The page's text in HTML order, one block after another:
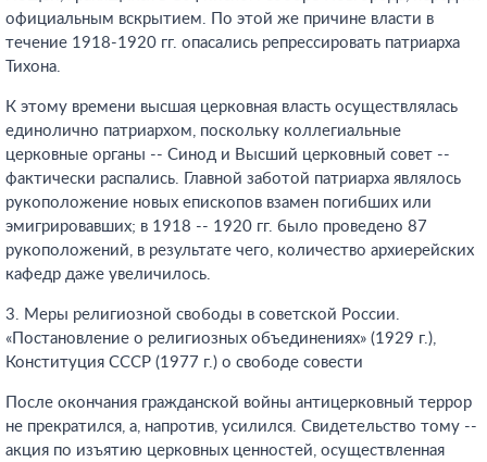
официальным вскрытием. По этой же причине власти в
течение 1918-1920 гг. опасались репрессировать патриарха
Тихона.
К этому времени высшая церковная власть осуществлялась
единолично патриархом, поскольку коллегиальные
церковные органы -- Синод и Высший церковный совет --
фактически распались. Главной заботой патриарха являлось
рукоположение новых епископов взамен погибших или
эмигрировавших; в 1918 -- 1920 гг. было проведено 87
рукоположений, в результате чего, количество архиерейских
кафедр даже увеличилось.
3. Меры религиозной свободы в советской России.
«Постановление о религиозных объединениях» (1929 г.),
Конституция СССР (1977 г.) о свободе совести
После окончания гражданской войны антицерковный террор
не прекратился, а, напротив, усилился. Свидетельство тому --
акция по изъятию церковных ценностей, осуществленная